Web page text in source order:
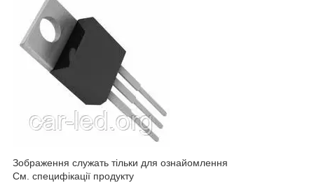
Зображення служать тільки для ознайомлення
См. специфікації продукту